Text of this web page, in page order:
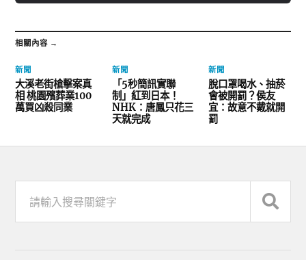
相關內容 →
新聞
大溪老街槍擊案真
相 桃園殯葬業100
萬買凶殺同業
新聞
「5秒簡訊實聯
制」紅到日本！
NHK：唐鳳只花三
天就完成
新聞
脫口罩喝水、抽菸
會被開罰？侯友
宜：故意不戴就開
罰